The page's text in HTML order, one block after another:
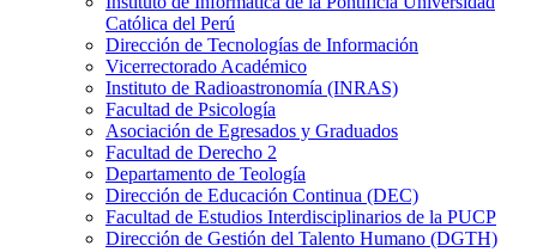
Católica del Perú
Dirección de Tecnologías de Información
Vicerrectorado Académico
Instituto de Radioastronomía (INRAS)
Facultad de Psicología
Asociación de Egresados y Graduados
Facultad de Derecho 2
Departamento de Teología
Dirección de Educación Continua (DEC)
Facultad de Estudios Interdisciplinarios de la PUCP
Dirección de Gestión del Talento Humano (DGTH)